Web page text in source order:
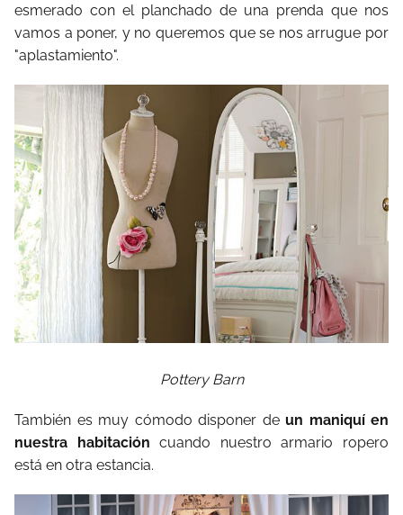
esmerado con el planchado de una prenda que nos
vamos a poner, y no queremos que se nos arrugue por
"aplastamiento".
Pottery Barn
También es muy cómodo disponer de un maniquí en
nuestra habitación cuando nuestro armario ropero
está en otra estancia.